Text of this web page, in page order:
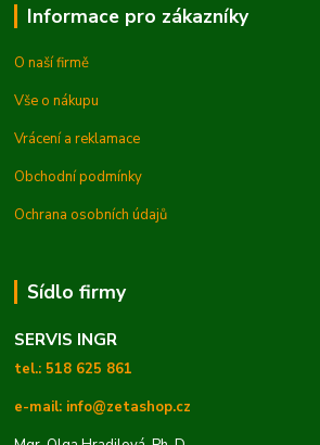
Informace pro zákazníky
O naší firmě
Vše o nákupu
Vrácení a reklamace
Obchodní podmínky
Ochrana osobních údajů
Sídlo firmy
SERVIS INGR
tel.: 518 625 861
e-mail: info@zetashop.cz